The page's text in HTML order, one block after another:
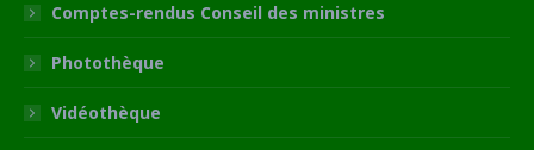
Comptes-rendus Conseil des ministres
Photothèque
Vidéothèque